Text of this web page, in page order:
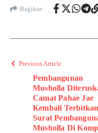
Bagikan :
Previous Article
Pembangunan
Musholla
Camat Pahae Jae
Kembali Terbitkan
Surat
Musholla Di